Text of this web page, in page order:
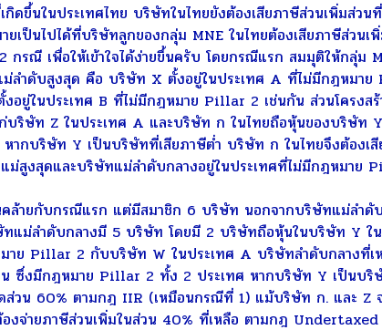
ดขึ้นในประเทศไทย บริษัทในไทยยังต้องเสียภาษีส่วนเพิ่มส่วน
เป็นไปได้ที่บริษัทลูกของกลุ่ม MNE ในไทยต้องเสียภาษีส่วนเ
กรณี เพื่อให้เข้าใจได้ง่ายขึ้นครับ โดยกรณีแรก สมมุติให้กลุ่ม
ลำดับสูงสุด คือ บริษัท X ตั้งอยู่ในประเทศ A ที่ไม่มีกฎหมาย
อยู่ในประเทศ B ที่ไม่มีกฎหมาย Pillar 2 เช่นกัน ส่วนโครงส
ริษัท Z ในประเทศ A และบริษัท ก ในไทยถือหุ้นของบริษัท
กบริษัท Y เป็นบริษัทที่เสียภาษีต่ำ บริษัท ก ในไทยจึงต้องเ
ม่สูงสุดและบริษัทแม่ลำดับกลางอยู่ในประเทศที่ไม่มีกฎหมาย
ล้ายกับกรณีแรก แต่มีสมาชิก 6 บริษัท นอกจากบริษัทแม่ลำดั
ทแม่ลำดับกลางมี 5 บริษัท โดยมี 2 บริษัทถือหุ้นในบริษัท Y
มาย Pillar 2 กับบริษัท W ในประเทศ A บริษัทลำดับกลางที่
ซึ่งมีกฎหมาย Pillar 2 ทั้ง 2 ประเทศ หากบริษัท Y เป็นบริ
ส่วน 60% ตามกฎ IIR (เหมือนกรณีที่ 1) แม้บริษัท ก. และ Z จ
งจ่ายภาษีส่วนเพิ่มในส่วน 40% ที่เหลือ ตามกฎ